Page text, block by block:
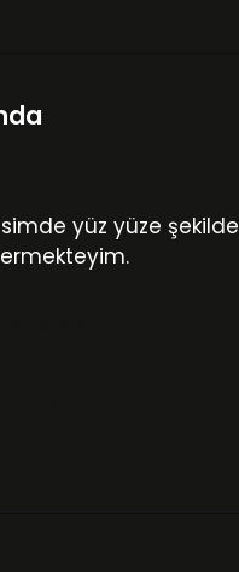
yüz yüze şekilde